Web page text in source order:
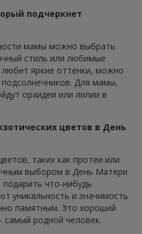
подчеркнет
мамы можно выбрать
стиль или любимые
яркие оттенки, можно
подсолнечников. Для мамы,
орхидеи или лилии в
цветов в День
таких как протеи или
выбором в День Матери
подарить что-нибудь
уникальность и значимость
памятным. Это хороший
самый родной человек.